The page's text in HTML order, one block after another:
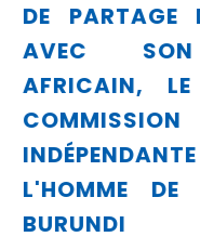
NATIONAL
DANS